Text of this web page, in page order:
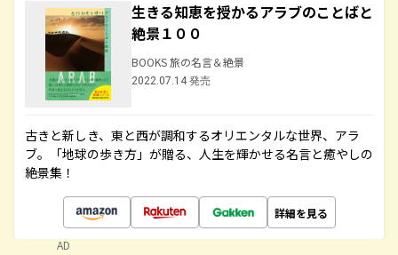
生きる知恵を授かるアラブのことばと
絶景１００
BOOKS 旅の名言＆絶景
2022.07.14 発売
古きと新しき、東と西が調和するオリエンタルな世界、アラ
ブ。「地球の歩き方」が贈る、人生を輝かせる名言と癒やしの
絶景集！
詳細を見る
AD